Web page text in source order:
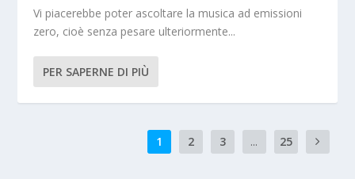
Vi piacerebbe poter ascoltare la musica ad emissioni
zero, cioè senza pesare ulteriormente...
PER SAPERNE DI PIÙ
1 2 3 ... 25